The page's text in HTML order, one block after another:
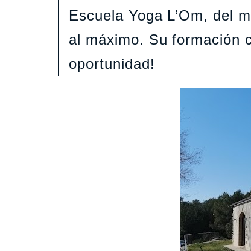
Escuela Yoga L’Om, del
al máximo. Su formación
oportunidad!